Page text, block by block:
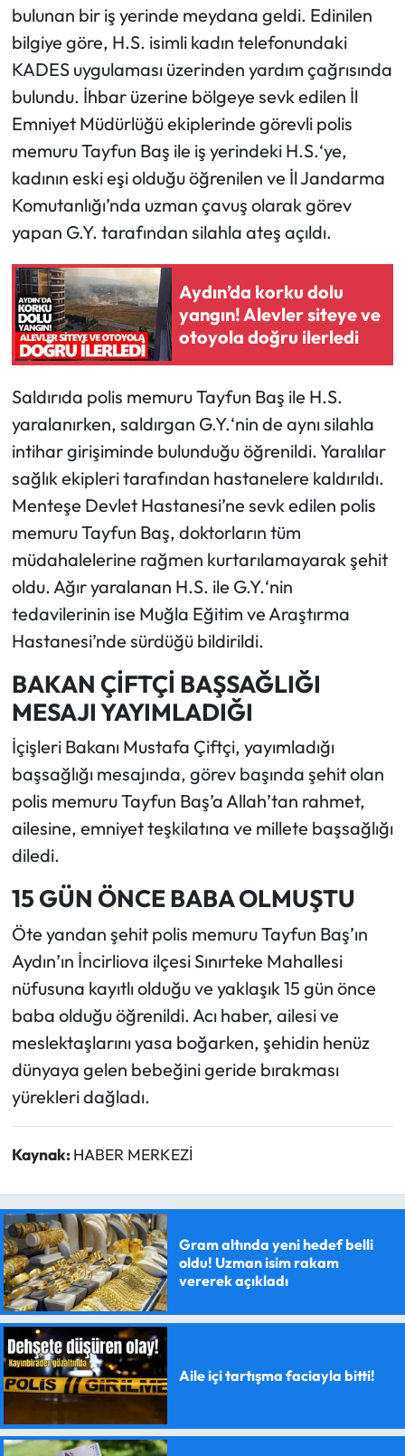
bulunan bir iş yerinde meydana geldi. Edinilen
bilgiye göre, H.S. isimli kadın telefonundaki
KADES uygulaması üzerinden yardım çağrısında
bulundu. İhbar üzerine bölgeye sevk edilen İl
Emniyet Müdürlüğü ekiplerinde görevli polis
memuru Tayfun Baş ile iş yerindeki H.S.‘ye,
kadının eski eşi olduğu öğrenilen ve İl Jandarma
Komutanlığı’nda uzman çavuş olarak görev
yapan G.Y. tarafından silahla ateş açıldı.
Aydın’da korku dolu
yangın! Alevler siteye ve
otoyola doğru ilerledi
Saldırıda polis memuru Tayfun Baş ile H.S.
yaralanırken, saldırgan G.Y.‘nin de aynı silahla
intihar girişiminde bulunduğu öğrenildi. Yaralılar
sağlık ekipleri tarafından hastanelere kaldırıldı.
Menteşe Devlet Hastanesi’ne sevk edilen polis
memuru Tayfun Baş, doktorların tüm
müdahalelerine rağmen kurtarılamayarak şehit
oldu. Ağır yaralanan H.S. ile G.Y.‘nin
tedavilerinin ise Muğla Eğitim ve Araştırma
Hastanesi’nde sürdüğü bildirildi.
BAKAN ÇİFTÇİ BAŞSAĞLIĞI
MESAJI YAYIMLADIĞI
İçişleri Bakanı Mustafa Çiftçi, yayımladığı
başsağlığı mesajında, görev başında şehit olan
polis memuru Tayfun Baş’a Allah’tan rahmet,
ailesine, emniyet teşkilatına ve millete başsağlığı
diledi.
15 GÜN ÖNCE BABA OLMUŞTU
Öte yandan şehit polis memuru Tayfun Baş’ın
Aydın’ın İncirliova ilçesi Sınırteke Mahallesi
nüfusuna kayıtlı olduğu ve yaklaşık 15 gün önce
baba olduğu öğrenildi. Acı haber, ailesi ve
meslektaşlarını yasa boğarken, şehidin henüz
dünyaya gelen bebeğini geride bırakması
yürekleri dağladı.
Kaynak: HABER MERKEZİ
Gram altında yeni hedef belli
oldu! Uzman isim rakam
vererek açıkladı
Aile içi tartışma faciayla bitti!